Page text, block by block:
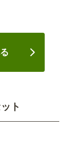
ト